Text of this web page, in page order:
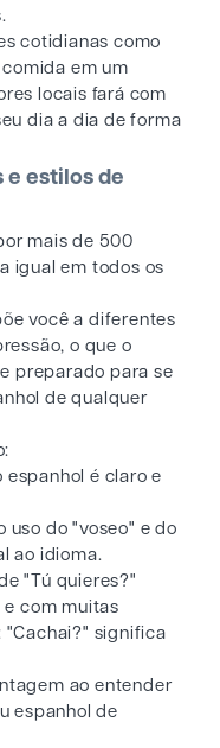
cotidianas como
em um
locais fará com
dia a dia de forma
e estilos de
mais de 500
igual em todos os
você a diferentes
o que o
preparado para se
de qualquer
espanhol é claro e
uso do "voseo" e do
ao idioma.
"Tú quieres?"
e com muitas
"Cachai?" significa
ao entender
espanhol de